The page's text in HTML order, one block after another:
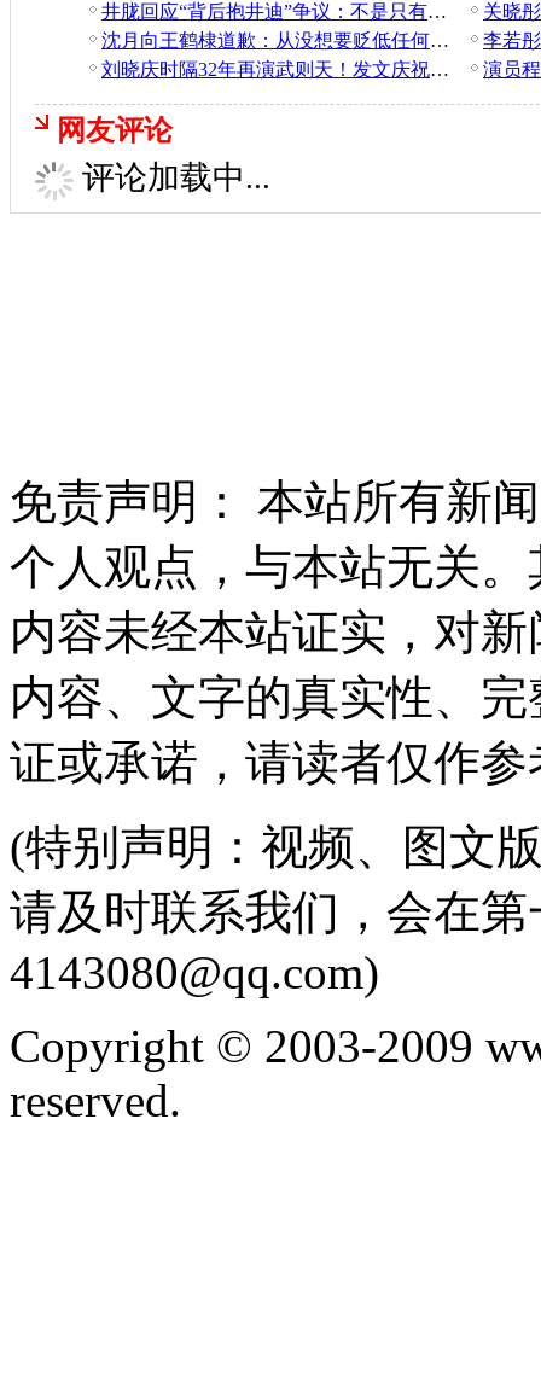
井胧回应“背后抱井迪”争议：不是只有爱情才能抱
沈月向王鹤棣道歉：从没想要贬低任何一个合作伙伴
刘晓庆时隔32年再演武则天！发文庆祝短剧播放破亿
网友评论
评论加载中...
免责声明： 本站所有新
个人观点，与本站无关
内容未经本站证实，对
内容、文字的真实性、
证或承诺，请读者仅作
(特别声明：视频、图文
请及时联系我们，会在
4143080@qq.com)
Copyright © 2003-2009
reserved.